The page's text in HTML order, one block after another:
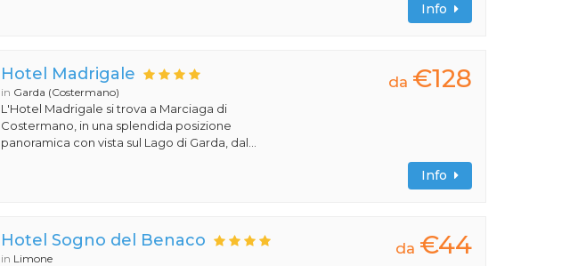
Info
Hotel Madrigale
in Garda (Costermano)
L'Hotel Madrigale si trova a Marciaga di
Costermano, in una splendida posizione
panoramica con vista sul Lago di Garda, dal...
da €128
Info
Hotel Sogno del Benaco
in Limone
da €44